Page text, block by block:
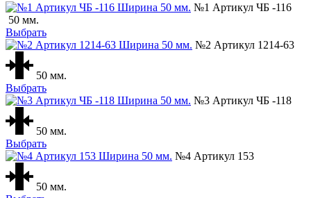
№1 Артикул ЧБ -116
50 мм.
Выбрать
№2 Артикул 1214-63
50 мм.
Выбрать
№3 Артикул ЧБ -118
50 мм.
Выбрать
№4 Артикул 153
50 мм.